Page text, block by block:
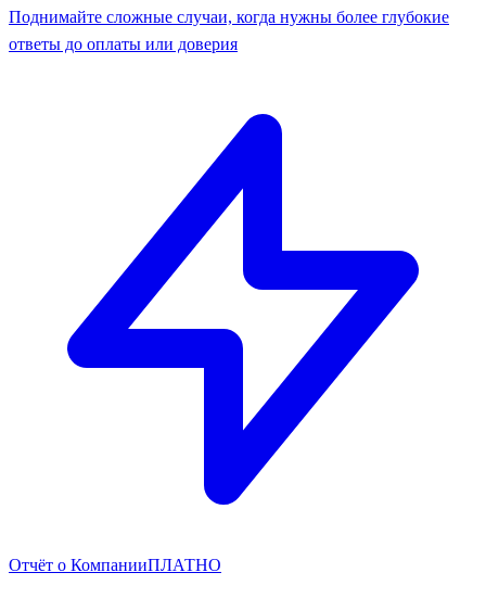
Поднимайте сложные случаи, когда нужны более глубокие
ответы до оплаты или доверия
Отчёт о КомпанииПЛАТНО